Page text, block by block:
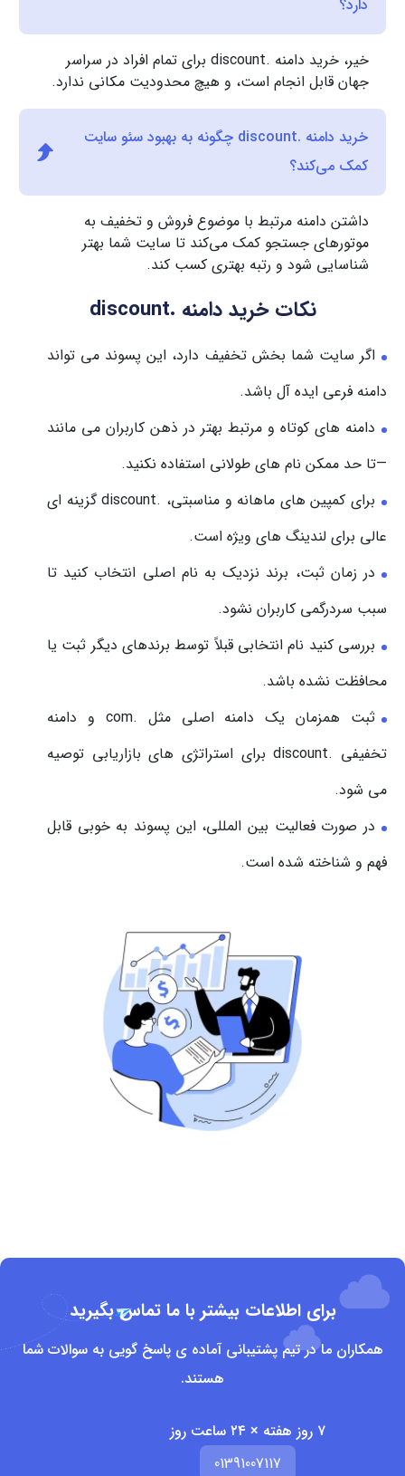
دارد؟
خیر، خرید دامنه .discount برای تمام افراد در سراسر
جهان قابل انجام است، و هیچ محدودیت مکانی ندارد.
خرید دامنه .discount چگونه به بهبود سئو سایت
کمک می‌کند؟
داشتن دامنه مرتبط با موضوع فروش و تخفیف به
موتورهای جستجو کمک می‌کند تا سایت شما بهتر
شناسایی شود و رتبه بهتری کسب کند.
نکات خرید دامنه .discount
اگر سایت شما بخش تخفیف دارد، این پسوند می تواند
دامنه فرعی ایده آل باشد.
دامنه های کوتاه و مرتبط بهتر در ذهن کاربران می مانند
—تا حد ممکن نام های طولانی استفاده نکنید.
برای کمپین های ماهانه و مناسبتی، .discount گزینه ای
عالی برای لندینگ های ویژه است.
در زمان ثبت، برند نزدیک به نام اصلی انتخاب کنید تا
سبب سردرگمی کاربران نشود.
بررسی کنید نام انتخابی قبلاً توسط برندهای دیگر ثبت یا
محافظت نشده باشد.
ثبت همزمان یک دامنه اصلی مثل .com و دامنه
تخفیفی .discount برای استراتژی های بازاریابی توصیه
می شود.
در صورت فعالیت بین المللی، این پسوند به خوبی قابل
فهم و شناخته شده است.
برای اطلاعات بیشتر با ما تماس بگیرید
همکاران ما در تیم پشتیبانی آماده ی پاسخ گویی به سوالات شما
هستند.
۷ روز هفته × ۲۴ ساعت روز
01391007117